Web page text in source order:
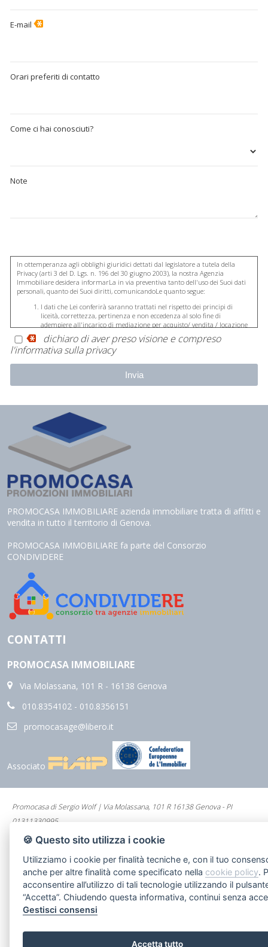
E-mail
Orari preferiti di contatto
Come ci hai conosciuti?
Note
In ottemperanza agli obblighi giuridici dettati dal legislatore a tutela della
Privacy (arti 3 del D. Lgs. n. 196 del 30 giugno 2003), la nostra Agenzia
Immobiliare desidera informarLa in via preventiva tanto dell'uso dei Suoi dati
personali, quanto dei Suoi diritti, comunicandoLe quanto segue:
I dati che Lei conferirà saranno trattati nel rispetto dei principi di
liceità, correttezza, pertinenza e non eccedenza al solo fine di
adempiere all'incarico di mediazione per acquisto/ vendita / locazione
relativo all'immobile di Suo interesse; in ogni caso saranno conservati
per un periodo di tempo non superiore a quello strettamente
necessario al conseguimento della finalità medesima;
negoziale citato ed il mancato conferimento impedisce la conclusione
Il conferimento dei dati previsti dalla normativa in materia di
la prestazione professionale richiesta. Al riguardo si precisa che il
trattamento dei dati personali connesso agli obblighi antiriciclaggio
avrà luogo avendo riguardo alle specifiche modalità di esecuzione
imposte agli operatori non finanziari dal Regolamento in materia di
identificazione e conservazione delle informazioni previsto dall'art. 3
comma 2, del D.Lgs. n. 56/2004 ed adottato con D.M. n. 143/2006;
Il trattamento sarà effettuato mediante elaborazione ed archiviazione
in forma cartacea e con l'ausilio di strumenti elettronici, strettamente
necessari per fornirLe il servizio richiesto, ed inseriti in una banca dati
collocata all'interno della nostra struttura, il trattamento può
comportare le operazioni previste dall'art. 4, comma 1, letta) del D.Lgs.
elaborazione, modificazione, selezione, estrazione, confronto, utilizzo,
interconnessione, blocco, distruzione dei dati, cancellazione, ecc.);
dipendenti dell'Agenzia e/o dei collaboratori: esterni incaricati dalla
nostra Agenzia di espletare, nel rispetto della normativa sulla privacy,
accertamenti presso i pubblici registri (Conservatoria dei Registri
commercialisti e dei revisori contabili ed a consulenti del lavoro,
nonché ad istituti bancari e finanziari o altri soggetti dei quali
l'Agenzia si serve ed ai quali il trasferimento dei dati risulti necessario
per l'adempimento degli obblighi amministrativi, contabili e gestionali
legati all'ordinario svolgimento della nostra attività economica e per lo
all'assolvimento, da parte nostra, delle obbligazioni contrattuali
crediti e soggetti iscritti nell'albo degli avvocati o a enti pubblici per
questi ultimi per l'ottenimento di finanziamenti pubblici;
Il Titolare del trattamento è "Promocasa di Sergio Wolf".
Ai sensi dell'art.7 del suddetto D.Lgs.196/2003, Lei ha il diritto di
conoscere, in ogni momento, quali sono i Suoi dati presso la nostra
al Titolare del trattamento; ha inoltre il diritto di farli aggiornare,
loro trattamento. Più precisamente, la cancellazione e il blocco
riguardano i dati trattati in violazione di legge. Per l'integrazione
occorre vantare un interesse. L'opposizione può essere sempre
dichiaro di aver preso visione e compreso
l'informativa sulla privacy
PROMOCASA IMMOBILIARE azienda immobiliare tratta di affitti e
vendita in tutto il territorio di Genova.
PROMOCASA IMMOBILIARE fa parte del Consorzio
CONDIVIDERE
CONTATTI
PROMOCASA IMMOBILIARE
Via Molassana, 101 R - 16138 Genova
010.8354102 - 010.8356151
promocasage@libero.it
Associato
Promocasa di Sergio Wolf | Via Molassana, 101 R 16138 Genova - PI
01311330995
Gestisci Cookie Policy
🍪 Questo sito utilizza i cookie
Utilizziamo i cookie per finalità tecniche e, con il tuo
anche per altre finalità come specificato nella cookie policy.
acconsentire all’utilizzo di tali tecnologie utilizzando il
“Accetta”. Chiudendo questa informativa, continui senza
Gestisci consensi
Accetta tutto